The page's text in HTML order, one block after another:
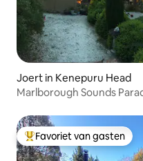
Joert in Kenepuru Head
Marlborough Sounds
Topfavoriet van gasten
Favoriet van gasten